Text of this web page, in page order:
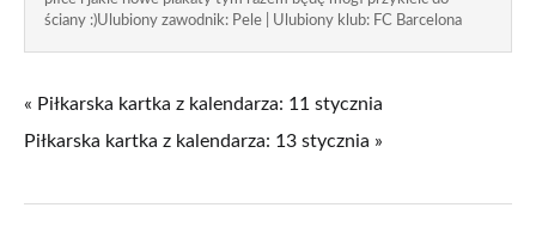
ściany :)Ulubiony zawodnik: Pele | Ulubiony klub: FC Barcelona
« Piłkarska kartka z kalendarza: 11 stycznia
Piłkarska kartka z kalendarza: 13 stycznia »